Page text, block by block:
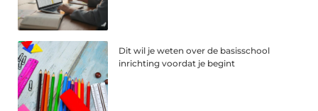
Dit wil je weten over de basisschool
inrichting voordat je begint